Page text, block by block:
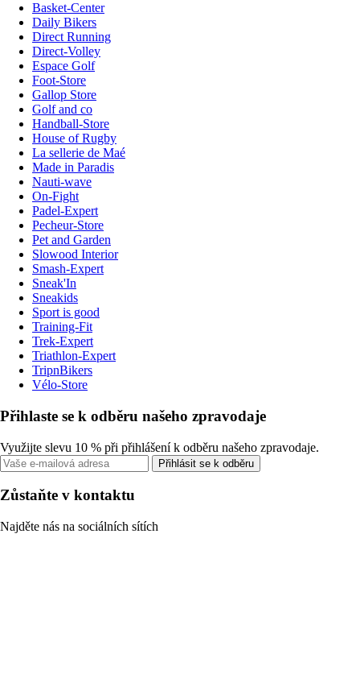
Basket-Center
Daily Bikers
Direct Running
Direct-Volley
Espace Golf
Foot-Store
Gallop Store
Golf and co
Handball-Store
House of Rugby
La sellerie de Maé
Made in Paradis
Nauti-wave
On-Fight
Padel-Expert
Pecheur-Store
Pet and Garden
Slowood Interior
Smash-Expert
Sneak'In
Sneakids
Sport is good
Training-Fit
Trek-Expert
Triathlon-Expert
TripnBikers
Vélo-Store
Přihlaste se k odběru našeho zpravodaje
Využijte slevu 10 % při přihlášení k odběru našeho zpravodaje.
Přihlásit se k odběru
Zůstaňte v kontaktu
Najděte nás na sociálních sítích